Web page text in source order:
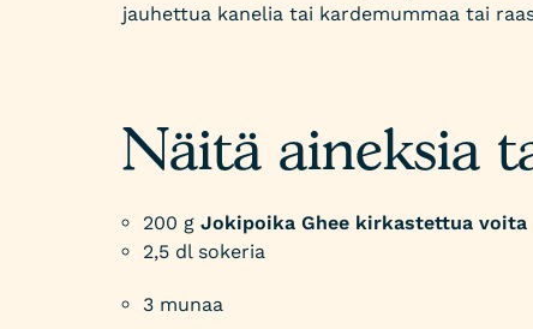
jauhettua kanelia tai kardemummaa tai
Näitä aineksia
200 g Jokipoika Ghee kirkastettua voita
2,5 dl sokeria
3 munaa